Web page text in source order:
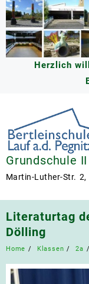
Skip
content
Herzlich
Grundschule II
Martin-Luther-Str.
Literaturtag
Dölling
Home Klassen 2a